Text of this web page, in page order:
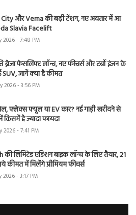
और Verna की बढ़ी टेंशन, नए अवतार में आ
Slavia Facelift
2026 - 7:48 PM
ब्रेजा फेसलिफ्ट लॉन्च, नए फीचर्स और टर्बो इंजन के
जानें क्या है कीमत
2026 - 3:56 PM
फ्लेक्स फ्यूल या EV कार? नई गाड़ी खरीदने से
किसमें है ज्यादा फायदा
2026 - 7:41 PM
की लिमिटेड एडिशन बाइक लॉन्च के लिए तैयार, 21
कीमत में मिलेंगे प्रीमियम फीचर्स
2026 - 3:17 PM